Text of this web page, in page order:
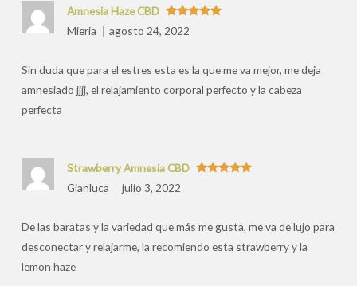
Valorado
con5
Amnesia Haze CBD
Mieria
agosto 24, 2022
Sin duda que para el estres esta es la que me va mejor, me deja
amnesiado jjjj, el relajamiento corporal perfecto y la cabeza
perfecta
Strawberry Amnesia CBD
Gianluca
julio 3, 2022
De las baratas y la variedad que más me gusta, me va de lujo para
desconectar y relajarme, la recomiendo esta strawberry y la
lemon haze